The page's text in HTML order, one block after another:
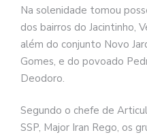
Na solenidade tomou
dos bairros do Jacintinho,
além do conjunto Novo
Gomes, e do povoado
Deodoro.
Segundo o chefe de
SSP, Major Iran Rego, os